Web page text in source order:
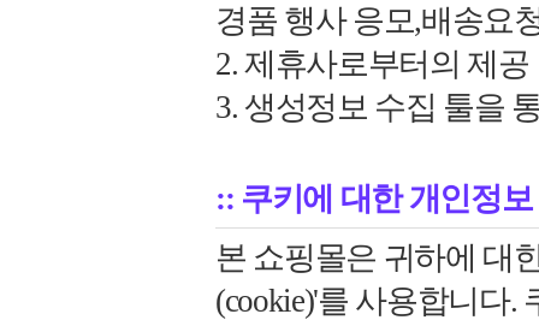
경품 행사 응모,배송요
2. 제휴사로부터의 제공
3. 생성정보 수집 툴을
:: 쿠키에 대한 개인정
본 쇼핑몰은 귀하에 대
(cookie)'를 사용합니다.